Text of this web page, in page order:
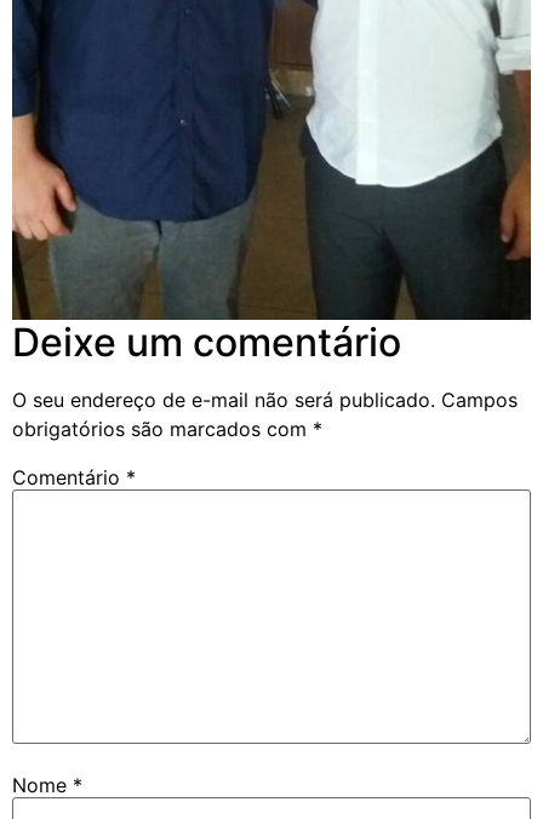
Deixe um comentário
O seu endereço de e-mail não será publicado. Campos
obrigatórios são marcados com *
Comentário *
Nome *